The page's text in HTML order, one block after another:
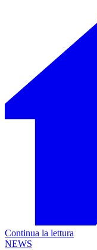
Continua la lettura
NEWS